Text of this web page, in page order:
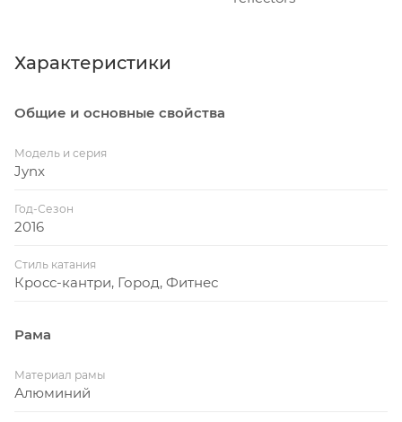
Характеристики
Общие и основные свойства
Модель и серия
Jynx
Год-Сезон
2016
Стиль катания
Кросс-кантри, Город, Фитнес
Рама
Материал рамы
Алюминий